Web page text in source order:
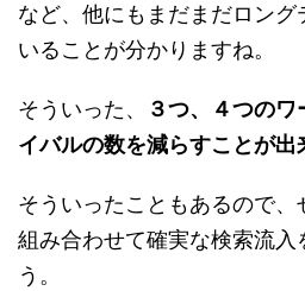
など、他にもまだまだロング
いることが分かりますね。
そういった、
３つ、４つの
イバルの数を減らすことが出
そういったこともあるので、
組み合わせて確実な検索流入
う。